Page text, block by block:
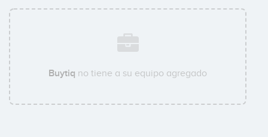
Buytiq no tiene a su equipo agregado